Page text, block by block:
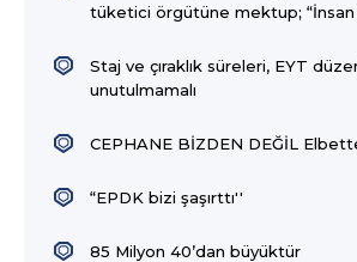
tüketici örgütüne mektup;
Staj ve çıraklık süreleri, EYT
unutulmamalı
CEPHANE BİZDEN DEĞİL
“EPDK bizi şaşırttı''
85 Milyon 40’dan büyüktür